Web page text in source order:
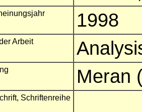
1998
Arbeit
Meran
Schriftenreihe